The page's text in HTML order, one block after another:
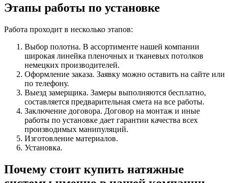
Этапы работы по установке
Работа проходит в несколько этапов:
Выбор полотна. В ассортименте нашей компании
широкая линейка пленочных и тканевых потолков
немецких производителей.
Оформление заказа. Заявку можно оставить на сайте или
по телефону.
Выезд замерщика. Замеры выполняются бесплатно,
составляется предварительная смета на все работы.
Заключение договора. Договор на монтаж и иные
работы по установке дает гарантии качества всех
производимых манипуляций.
Изготовление материалов.
Установка.
Почему стоит купить натяжные